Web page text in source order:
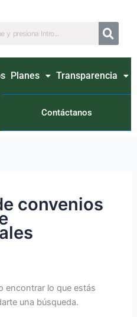
Planes Transparencia
Contáctanos
convenios
encontrar lo que estás
una búsqueda.